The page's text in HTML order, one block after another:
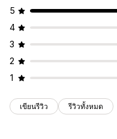
5
4
3
2
1
เขียนรีวิว รีวิวทั้งหมด